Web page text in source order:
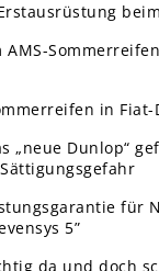
in Fiat-
„neue Dunlop“
für
5”
da und doch